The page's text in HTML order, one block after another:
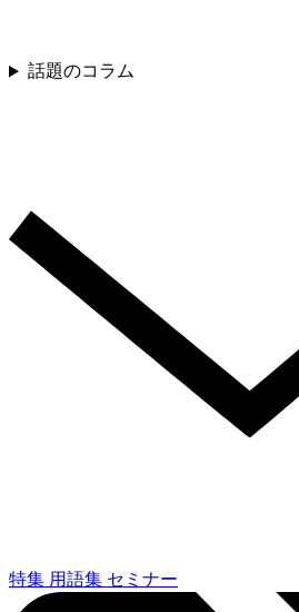
話題のコラム
特集 用語集 セミナー